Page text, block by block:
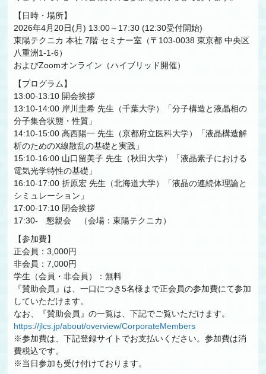
【日時・場所】
2026年4月20日(月) 13:00～17:30 (12:30受付開始)
東陽テクニカ 本社 7階 セミナー室（〒103-0038 東京都 中央区
八重洲1-1-6）
およびZoomオンライン（ハイブリッド開催）
【プログラム】
13:00-13:10 開会挨拶
13:10-14:00 岸川圭希 先生（千葉大学）「分子構造と液晶相の
分子集合状態・性質」
14:10-15:00 高西陽一 先生（京都府立医科大学）「液晶構造解
析のためのX線散乱の基礎と実践」
15:10-16:00 山口留美子 先生（秋田大学）「液晶素子における
電気光学特性の基礎」
16:10-17:00 折原宏 先生（北海道大学）「液晶の連続体理論と
シミュレーション」
17:00-17:10 閉会挨拶
17:30- 懇親会 （会場：東陽テクニカ）
【参加費】
正会員：3,000円
非会員：7,000円
学生（会員・非会員）：無料
『賛助会員』は、一口につき5名様まで正会員の参加費にて参加
していただけます。
なお、『賛助会員』の一覧は、下記でご覧いただけます。
https://jlcs.jp/about/overview/CorporateMembers
※参加費は、下記登録サイトでお支払いください。参加費は消
費税込です。
※当日参加も受け付けております。